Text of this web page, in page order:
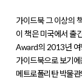
가이드북 그 이상의
이 책은 미국에서 출
Award의 2013년 여
가이드북으로 보기
메트로폴리탄 박물